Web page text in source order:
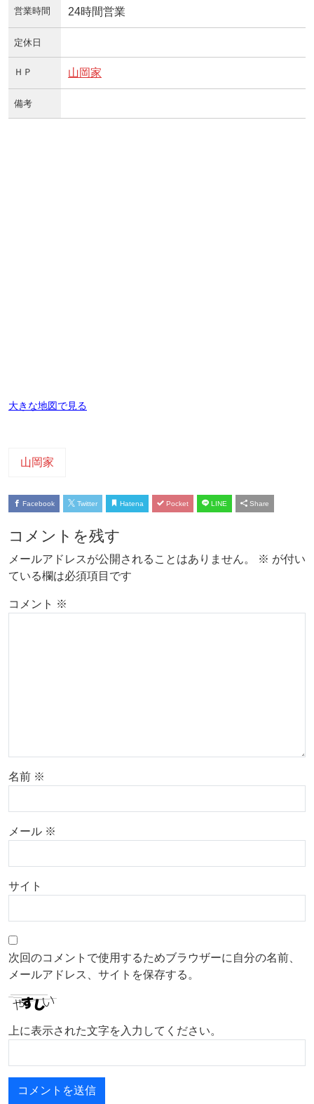
営業時間 24時間営業
定休日
ＨＰ 山岡家
備考
大きな地図で見る
山岡家
Facebook Twitter Hatena Pocket LINE Share
コメントを残す
メールアドレスが公開されることはありません。 ※ が付い
ている欄は必須項目です
コメント ※
名前 ※
メール ※
サイト
次回のコメントで使用するためブラウザーに自分の名前、
メールアドレス、サイトを保存する。
上に表示された文字を入力してください。